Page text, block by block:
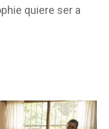
quiere ser a